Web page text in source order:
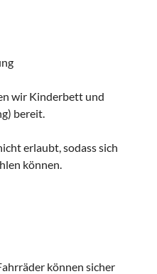
wir Kinderbett und
bereit.
erlaubt, sodass sich
können.
können sicher